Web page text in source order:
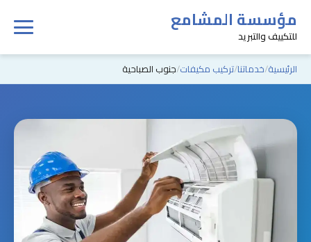
مؤسسة المشامع
للتكييف والتبريد
الرئيسية خدماتنا تركيب مكيفات جنوب الصباحية